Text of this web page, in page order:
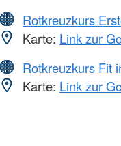
Rotkreuzkurs
Karte: Link zur
Rotkreuzkurs Fit
Karte: Link zur